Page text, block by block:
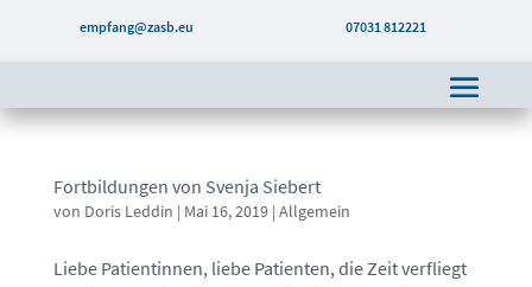
empfang@zasb.eu 07031 812221
Fortbildungen von Svenja Siebert
von Doris Leddin | Mai 16, 2019| Allgemein
Liebe Patientinnen, liebe Patienten, die Zeit verfliegt